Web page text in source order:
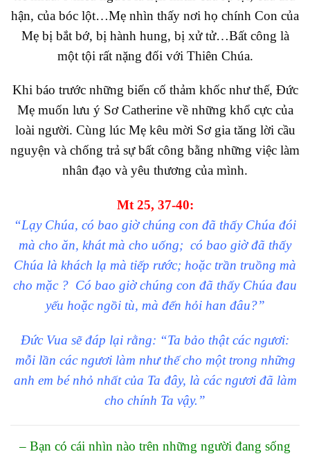
hận, của bóc lột…Mẹ nhìn thấy nơi họ chính Con của
Mẹ bị bắt bớ, bị hành hung, bị xử tử…Bất công là
một tội rất nặng đối với Thiên Chúa.
Khi báo trước những biến cố thảm khốc như thế, Đức
Mẹ muốn lưu ý Sơ Catherine về những khổ cực của
loài người. Cùng lúc Mẹ kêu mời Sơ gia tăng lời cầu
nguyện và chống trả sự bất công bằng những việc làm
nhân đạo và yêu thương của mình.
Mt 25, 37-40:
“Lạy Chúa, có bao giờ chúng con đã thấy Chúa đói
mà cho ăn, khát mà cho uống; có bao giờ đã thấy
Chúa là khách lạ mà tiếp rước; hoặc trần truồng mà
cho mặc ? Có bao giờ chúng con đã thấy Chúa đau
yếu hoặc ngồi tù, mà đến hỏi han đâu?”
Đức Vua sẽ đáp lại rằng: “Ta bảo thật các ngươi:
mỗi lần các ngươi làm như thế cho một trong những
anh em bé nhỏ nhất của Ta đây, là các ngươi đã làm
cho chính Ta vậy.”
– Bạn có cái nhìn nào trên những người đang sống